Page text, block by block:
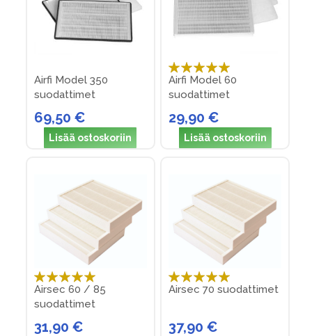
Airfi Model 350
suodattimet
69,50 €
Lisää ostoskoriin
Arvosana:
100%
Airfi Model 60
suodattimet
29,90 €
Lisää ostoskoriin
Arvosana:
100%
Airsec 60 / 85
suodattimet
31,90 €
Arvosana:
100%
Airsec 70 suodattimet
37,90 €